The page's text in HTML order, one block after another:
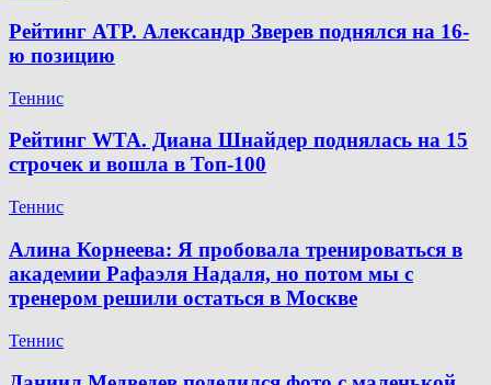
Рейтинг ATP. Александр Зверев поднялся на 16-
ю позицию
Теннис
Рейтинг WTA. Диана Шнайдер поднялась на 15
строчек и вошла в Топ-100
Теннис
Алина Корнеева: Я пробовала тренироваться в
академии Рафаэля Надаля, но потом мы с
тренером решили остаться в Москве
Теннис